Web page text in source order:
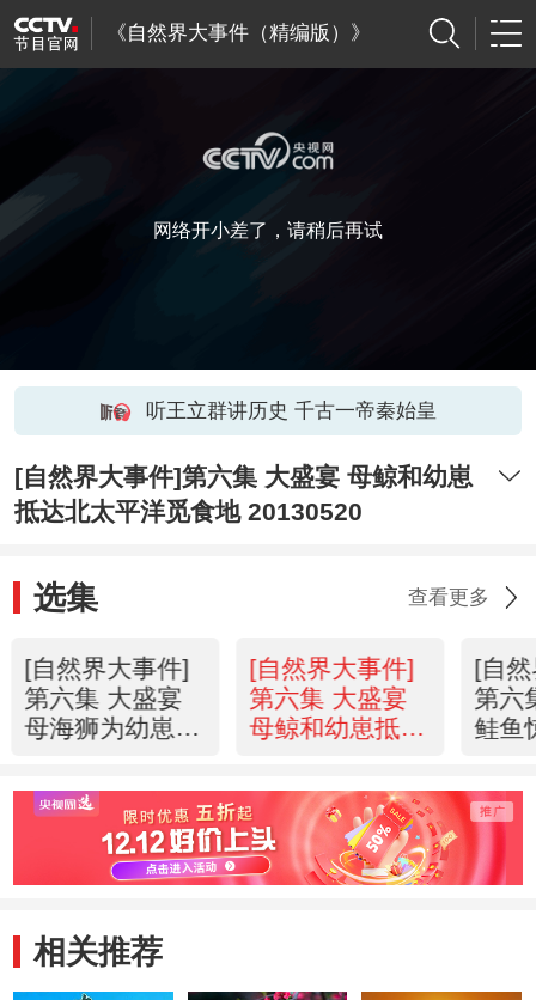
《自然界大事件（精编版）》
网络开小差了，请稍后再试
听王立群讲历史 千古一帝秦始皇
[自然界大事件]第六集 大盛宴 母鲸和幼崽
抵达北太平洋觅食地 20130520
选集 查看更多
[自然界大事件]
第六集 大盛宴
母海狮为幼崽哺
20130520
[自然界大事件]
第六集 大盛宴
母鲸和幼崽抵达
20130520
[自
第六
鲑鱼
相关推荐